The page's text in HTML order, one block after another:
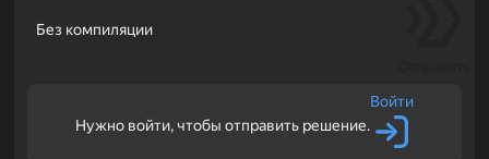
Без компиляции
Нужно войти, чтобы отправить решение.
Войти